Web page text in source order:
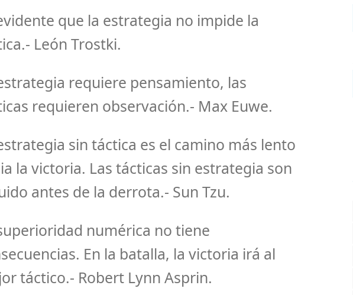
que la estrategia no impide la
León Trostki.
requiere pensamiento, las
requieren observación.- Max Euwe.
sin táctica es el camino más lento
la victoria. Las tácticas sin estrategia son
antes de la derrota.- Sun Tzu.
numérica no tiene
En la batalla, la victoria irá al
táctico.- Robert Lynn Asprin.